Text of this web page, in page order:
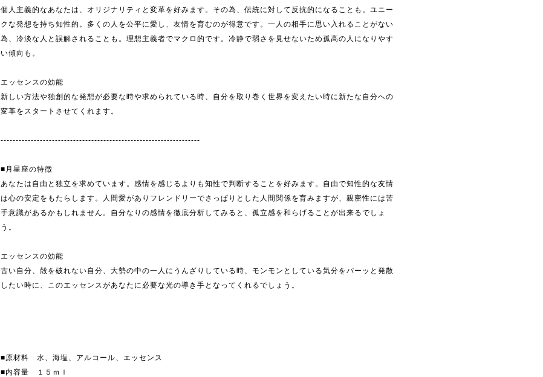
個人主義的なあなたは、オリジナリティと変革を好みます。その為、伝統に対して反抗的になることも。ユニー
クな発想を持ち知性的。多くの人を公平に愛し、友情を育むのが得意です。一人の相手に思い入れることがない
為、冷淡な人と誤解されることも。理想主義者でマクロ的です。冷静で弱さを見せないため孤高の人になりやす
い傾向も。
エッセンスの効能
新しい方法や独創的な発想が必要な時や求められている時、自分を取り巻く世界を変えたい時に新たな自分への
変革をスタートさせてくれます。
------------------------------------------------------------------
■月星座の特徴
あなたは自由と独立を求めています。感情を感じるよりも知性で判断することを好みます。自由で知性的な友情
は心の安定をもたらします。人間愛がありフレンドリーでさっぱりとした人間関係を育みますが、親密性には苦
手意識があるかもしれません。自分なりの感情を徹底分析してみると、孤立感を和らげることが出来るでしょ
う。
エッセンスの効能
古い自分、殻を破れない自分、大勢の中の一人にうんざりしている時、モンモンとしている気分をパーッと発散
したい時に、このエッセンスがあなたに必要な光の導き手となってくれるでしょう。
■原材料 水、海塩、アルコール、エッセンス
■内容量 １５ｍｌ